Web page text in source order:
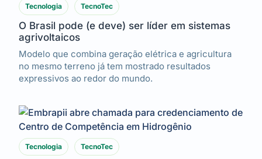
Tecnologia TecnoTec
O Brasil pode (e deve) ser líder em sistemas
agrivoltaicos
Modelo que combina geração elétrica e agricultura
no mesmo terreno já tem mostrado resultados
expressivos ao redor do mundo.
Tecnologia TecnoTec